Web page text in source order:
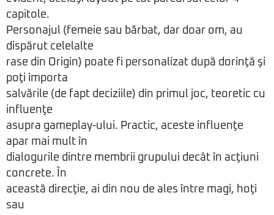
capitole.
Personajul (femeie sau bărbat, dar doar om, au
dispărut celelalte
rase din Origin) poate fi personalizat după dorinţă şi
poţi importa
salvările (de fapt deciziile) din primul joc, teoretic cu
influenţe
asupra gameplay-ului. Practic, aceste influenţe
apar mai mult în
dialogurile dintre membrii grupului decât în acţiuni
concrete. În
această direcţie, ai din nou de ales între magi, hoţi
sau